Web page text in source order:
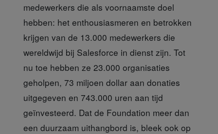
medewerkers die als voornaamste doel
hebben: het enthousiasmeren en betrokken
krijgen van de 13.000 medewerkers die
wereldwijd bij Salesforce in dienst zijn. Tot
nu toe hebben ze 23.000 organisaties
geholpen, 73 miljoen dollar aan donaties
uitgegeven en 743.000 uren aan tijd
geïnvesteerd. Dat de Foundation meer dan
een duurzaam uithangbord is, bleek ook op